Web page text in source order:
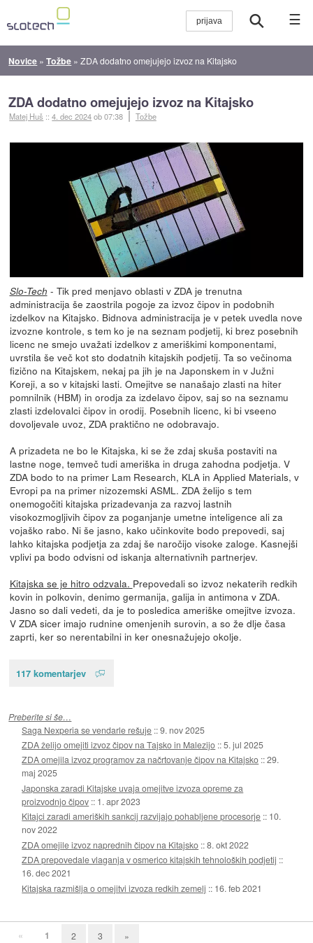
☰
Novice »Tožbe »ZDA dodatno omejujejo izvoz na Kitajsko
ZDA dodatno omejujejo izvoz na Kitajsko
Matej Huš ::4. dec 2024ob 07:38 Tožbe
Slo-Tech - Tik pred menjavo oblasti v ZDA je trenutna
administracija še zaostrila pogoje za izvoz čipov in podobnih
izdelkov na Kitajsko. Bidnova administracija je v petek uvedla nove
izvozne kontrole, s tem ko je na seznam podjetij, ki brez posebnih
licenc ne smejo uvažati izdelkov z ameriškimi komponentami,
uvrstila še več kot sto dodatnih kitajskih podjetij. Ta so večinoma
fizično na Kitajskem, nekaj pa jih je na Japonskem in v Južni
Koreji, a so v kitajski lasti. Omejitve se nanašajo zlasti na hiter
pomnilnik (HBM) in orodja za izdelavo čipov, saj so na seznamu
zlasti izdelovalci čipov in orodij. Posebnih licenc, ki bi vseeno
dovoljevale uvoz, ZDA praktično ne odobravajo.
A prizadeta ne bo le Kitajska, ki se že zdaj skuša postaviti na
lastne noge, temveč tudi ameriška in druga zahodna podjetja. V
ZDA bodo to na primer Lam Research, KLA in Applied Materials, v
Evropi pa na primer nizozemski ASML. ZDA želijo s tem
onemogočiti kitajska prizadevanja za razvoj lastnih
visokozmogljivih čipov za poganjanje umetne inteligence ali za
vojaško rabo. Ni še jasno, kako učinkovite bodo prepovedi, saj
lahko kitajska podjetja za zdaj še naročijo visoke zaloge. Kasnejši
vplivi pa bodo odvisni od iskanja alternativnih partnerjev.
Kitajska se je hitro odzvala. Prepovedali so izvoz nekaterih redkih
kovin in polkovin, denimo germanija, galija in antimona v ZDA.
Jasno so dali vedeti, da je to posledica ameriške omejitve izvoza.
V ZDA sicer imajo rudnine omenjenih surovin, a so že dlje časa
zaprti, ker so nerentabilni in ker onesnažujejo okolje.
117 komentarjev
Preberite si še…
Saga Nexperia se vendarle rešuje ::9. nov 2025
ZDA želijo omejiti izvoz čipov na Tajsko in Malezijo ::5. jul 2025
ZDA omejila izvoz programov za načrtovanje čipov na Kitajsko ::29.
maj 2025
Japonska zaradi Kitajske uvaja omejitve izvoza opreme za
proizvodnjo čipov :: 1. apr 2023
Kitajci zaradi ameriških sankcij razvijajo pohabljene procesorje :: 10.
nov 2022
ZDA omejile izvoz naprednih čipov na Kitajsko ::8. okt 2022
ZDA prepovedale vlaganja v osmerico kitajskih tehnoloških podjetij ::
16. dec 2021
Kitajska razmišlja o omejitvi izvoza redkih zemelj :: 16. feb 2021
« 1 2 3 »